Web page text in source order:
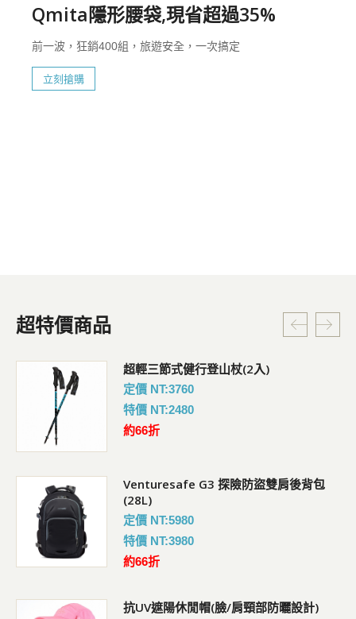
Qmita隱形腰袋,現省超過35%
前一波，狂銷400組，旅遊安全，一次搞定
立刻搶購
超特價商品
超輕三節式健行登山杖(2入)
定價 NT:3760
特價 NT:2480
約66折
Venturesafe G3 探險防盜雙肩後背包
(28L)
定價 NT:5980
特價 NT:3980
約66折
抗UV遮陽休閒帽(臉/肩頸部防曬設計)